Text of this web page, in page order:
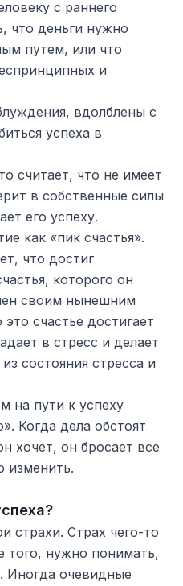
с раннего
что деньги нужно
путем, или что
и
вдолблены с
успеха в
считает, что не имеет
в собственные силы
его успеху.
как «пик счастья».
что достиг
которого он
своим нынешним
счастье достигает
в стресс и делает
состояния стресса и
на пути к успеху
Когда дела обстоят
хочет, он бросает все
изменить.
страхи. Страх чего-то
нужно понимать,
Иногда очевидные